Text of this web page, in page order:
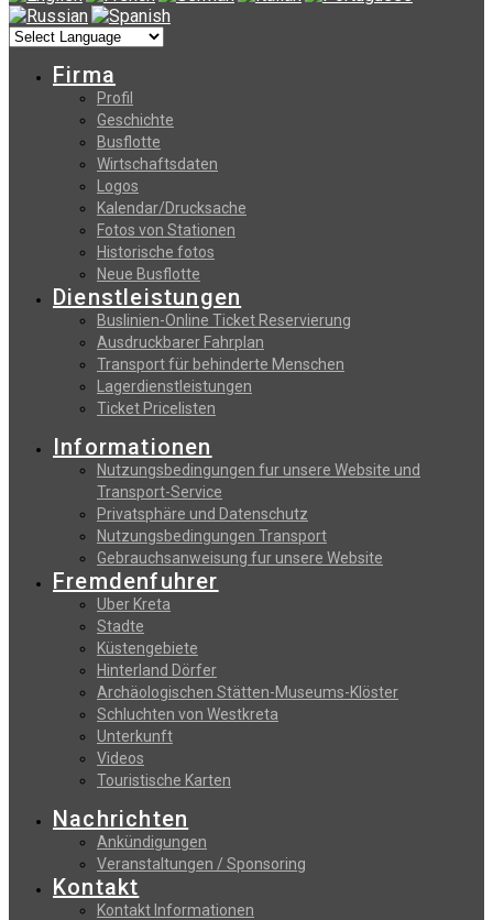
Firma
Profil
Geschichte
Busflotte
Wirtschaftsdaten
Logos
Kalendar/Drucksache
Fotos von Stationen
Historische fotos
Neue Busflotte
Dienstleistungen
Buslinien-Online Ticket Reservierung
Αusdruckbarer Fahrplan
Transport für behinderte Menschen
Lagerdienstleistungen
Ticket Pricelisten
Informationen
Nutzungsbedingungen fur unsere Website und
Transport-Service
Privatsphäre und Datenschutz
Nutzungsbedingungen Transport
Gebrauchsanweisung fur unsere Website
Fremdenfuhrer
Uber Kreta
Stadte
Küstengebiete
Hinterland Dörfer
Archäologischen Stätten-Museums-Klöster
Schluchten von Westkreta
Unterkunft
Videos
Touristische Karten
Nachrichten
Ankündigungen
Veranstaltungen / Sponsoring
Kontakt
Kontakt Informationen